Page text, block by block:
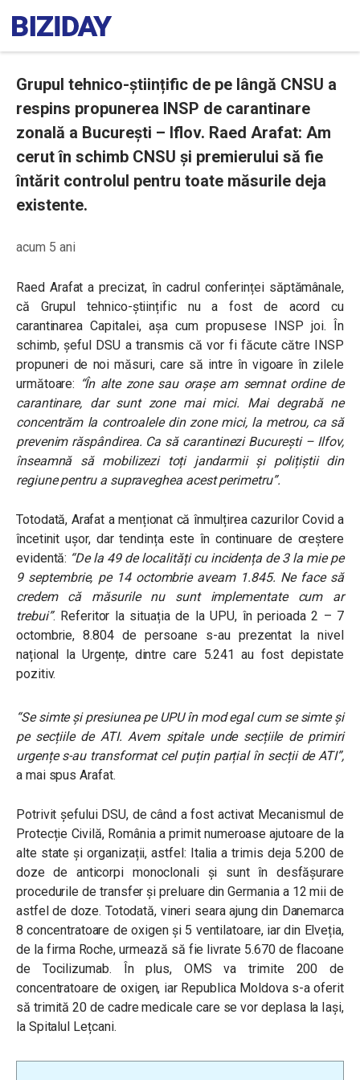
Grupul tehnico-științific de pe lângă CNSU a
respins propunerea INSP de carantinare
zonală a București – Iflov. Raed Arafat: Am
cerut în schimb CNSU și premierului să fie
întărit controlul pentru toate măsurile deja
existente.
acum 5 ani
Raed Arafat a precizat, în cadrul conferinței săptămânale,
că Grupul tehnico-științific nu a fost de acord cu
carantinarea Capitalei, așa cum propusese INSP joi. În
schimb, șeful DSU a transmis că vor fi făcute către INSP
propuneri de noi măsuri, care să intre în vigoare în zilele
următoare: “În alte zone sau orașe am semnat ordine de
carantinare, dar sunt zone mai mici. Mai degrabă ne
concentrăm la controalele din zone mici, la metrou, ca să
prevenim răspândirea. Ca să carantinezi București – Ilfov,
înseamnă să mobilizezi toți jandarmii și polițiștii din
regiune pentru a supraveghea acest perimetru”.
Totodată, Arafat a menționat că înmulțirea cazurilor Covid a
încetinit ușor, dar tendința este în continuare de creștere
evidentă: “De la 49 de localități cu incidența de 3 la mie pe
9 septembrie, pe 14 octombrie aveam 1.845. Ne face să
credem că măsurile nu sunt implementate cum ar
trebui”. Referitor la situația de la UPU, în perioada 2 – 7
octombrie, 8.804 de persoane s-au prezentat la nivel
național la Urgențe, dintre care 5.241 au fost depistate
pozitiv.
“Se simte și presiunea pe UPU în mod egal cum se simte și
pe secțiile de ATI. Avem spitale unde secțiile de primiri
urgențe s-au transformat cel puțin parțial în secții de ATI”,
a mai spus Arafat.
Potrivit șefului DSU, de când a fost activat Mecanismul de
Protecție Civilă, România a primit numeroase ajutoare de la
alte state și organizații, astfel: Italia a trimis deja 5.200 de
doze de anticorpi monoclonali și sunt în desfășurare
procedurile de transfer și preluare din Germania a 12 mii de
astfel de doze. Totodată, vineri seara ajung din Danemarca
8 concentratoare de oxigen și 5 ventilatoare, iar din Elveția,
de la firma Roche, urmează să fie livrate 5.670 de flacoane
de Tocilizumab. În plus, OMS va trimite 200 de
concentratoare de oxigen, iar Republica Moldova s-a oferit
să trimită 20 de cadre medicale care se vor deplasa la Iași,
la Spitalul Lețcani.